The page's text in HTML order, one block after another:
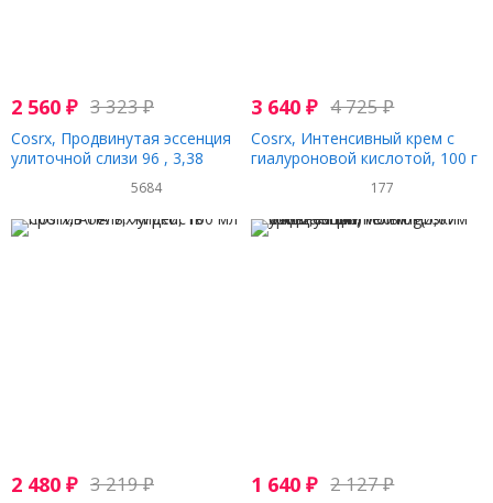
2 560 ₽ 3 323₽
Cosrx, Продвинутая эссенция
улиточной слизи 96 , 3,38
жидких унции (100 мл)
5684
3 640₽ 4 725₽
Cosrx, Интенсивный крем с
гиалуроновой кислотой, 100 г
177
2 480 ₽ 3 219₽ 1 640₽ 2 127₽